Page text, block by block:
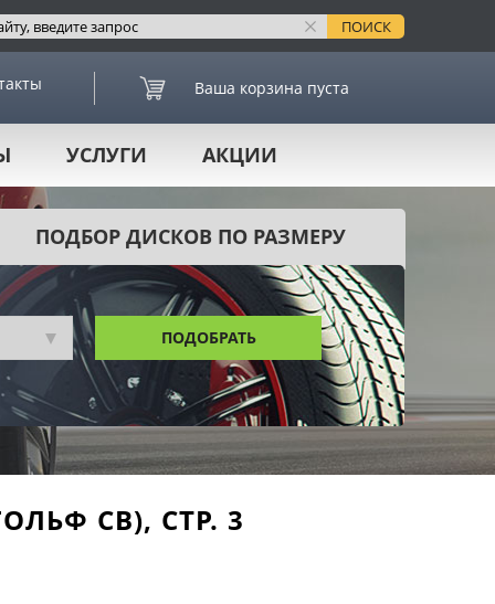
Ваша корзина пуста
УСЛУГИ АКЦИИ
ПОДБОР ДИСКОВ ПО РАЗМЕРУ
ПОДОБРАТЬ
СВ), СТР. 3